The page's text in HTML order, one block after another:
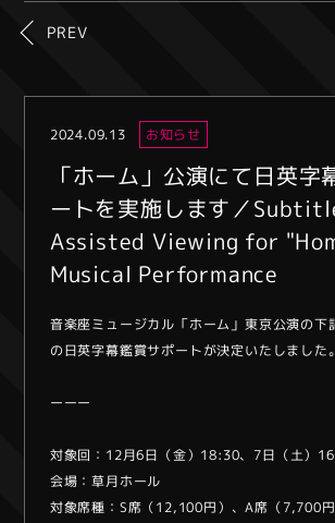
PREV
2024.09.13 お知らせ
「ホーム」公演にて日英字
ートを実施します／
Assisted Viewing for
Musical Performance
音楽座ミュージカル「ホーム」東京公演の下
の日英字幕鑑賞サポートが決定いたしました。
ーーー
対象回：12月6日（金）18:30、7日（土）
会場：草月ホール
対象席種：S席（12,100円）、A席（7,700円